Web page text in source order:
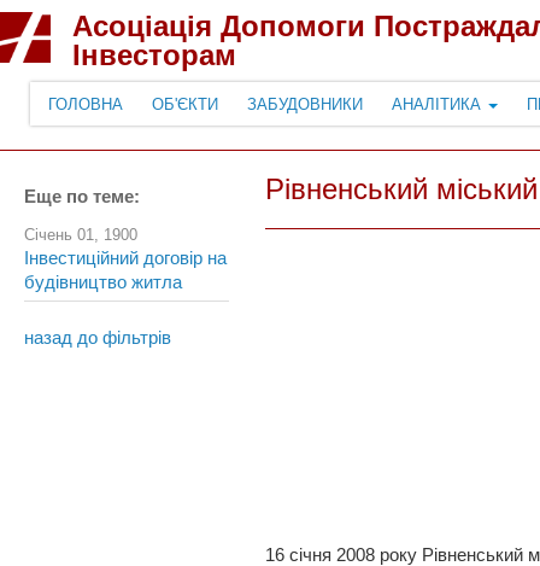
Асоціація Допомоги
Інвесторам
ГОЛОВНА ОБ'ЄКТИ ЗАБУДОВНИКИ АНАЛІТИКА
Еще по теме:
Січень 01, 1900
Інвестиційний договір на
будівництво житла
назад до фільтрів
Рівненський
16 січня 2008 року Рівненський